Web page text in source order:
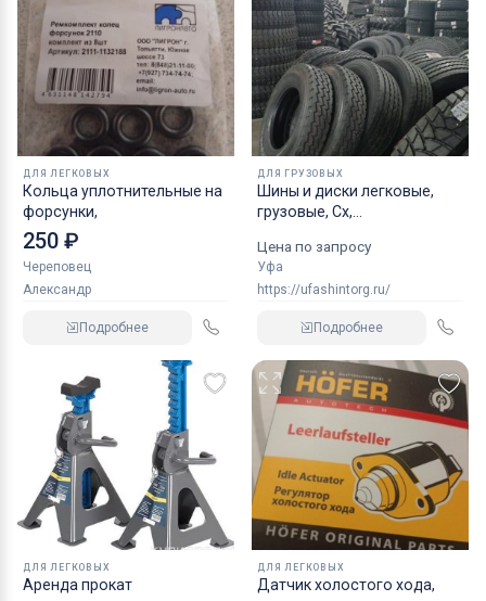
ДЛЯ ЛЕГКОВЫХ
Кольца уплотнительные на
форсунки,
250 ₽
Череповец
Александр
Подробнее
ДЛЯ ГРУЗОВЫХ
Шины и диски легковые,
грузовые, Сх,
Цена по запросу
Уфа
https://ufashintorg.ru/
Подробнее
ДЛЯ ЛЕГКОВЫХ
Аренда прокат
ДЛЯ ЛЕГКОВЫХ
Датчик холостого хода,